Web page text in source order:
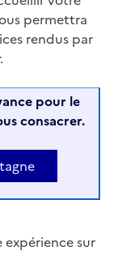
permettra
rendus par
pour le
consacrer.
sur